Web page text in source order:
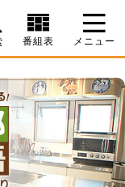
番組表 メニュー